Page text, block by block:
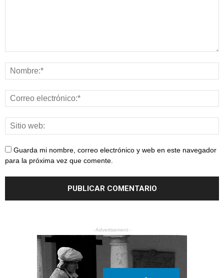
Guarda mi nombre, correo electrónico y web en este navegador
para la próxima vez que comente.
- Advertisement -